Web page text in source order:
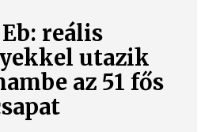
reális
utazik
az 51 fős